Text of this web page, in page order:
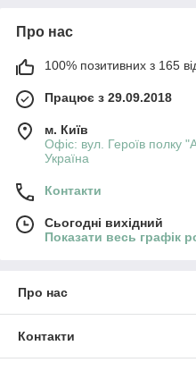
Про нас
100% позитивних з 165
Працює з 29.09.2018
м. Київ
Офіс: вул. Героїв полку
Україна
Контакти
Сьогодні вихідний
Показати весь графік
Про нас
Контакти